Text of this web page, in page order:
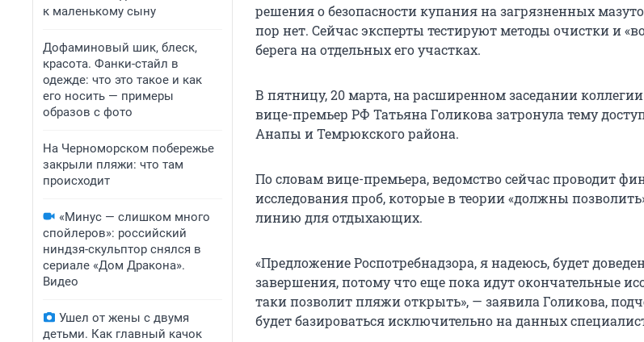
к маленькому сыну
Дофаминовый шик, блеск,
красота. Фанки-стайл в
одежде: что это такое и как
его носить — примеры
образов с фото
На Черноморском побережье
закрыли пляжи: что там
происходит
«Минус — слишком много
спойлеров»: российский
ниндзя-скульптор снялся в
сериале «Дом Дракона».
Видео
Ушел от жены с двумя
детьми. Как главный качок
решения о безопасности купания на загрязненных
пор нет. Сейчас эксперты тестируют методы очистки и
берега на отдельных его участках.
В пятницу, 20 марта, на расширенном заседании
вице-премьер РФ Татьяна Голикова затронула тему
Анапы и Темрюкского района.
По словам вице-премьера, ведомство сейчас проводит
исследования проб, которые в теории «должны
линию для отдыхающих.
«Предложение Роспотребнадзора, я надеюсь, будет
завершения, потому что еще пока идут окончательные
таки позволит пляжи открыть», — заявила Голикова,
будет базироваться исключительно на данных